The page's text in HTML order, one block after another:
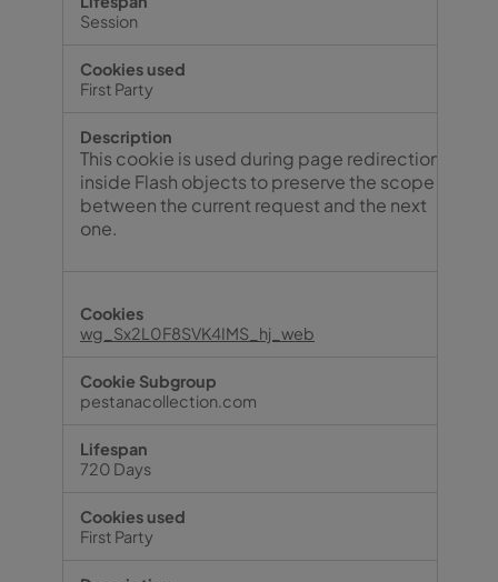
Session
First Party
This cookie is used during page redirection
inside Flash objects to preserve the scope
between the current request and the next
one.
wg_Sx2L0F8SVK4IMS_hj_web
pestanacollection.com
720 Days
First Party